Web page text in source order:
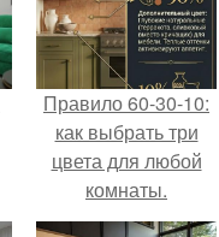
Правило 60-30-10:
как выбрать три
цвета для любой
комнаты.